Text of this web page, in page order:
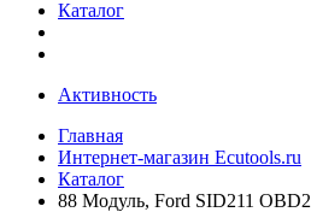
Каталог
Активность
Главная
Интернет-магазин Ecutools.ru
Каталог
88 Модуль, Ford SID211 OBD2